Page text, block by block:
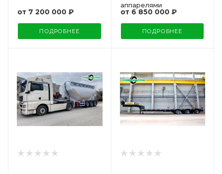
от 7 200 000 ₽
ПОДРОБНЕЕ
аппарелями
от 6 850 000 ₽
ПОДРОБНЕЕ